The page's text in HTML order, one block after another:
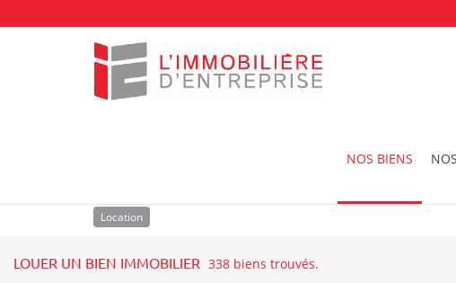
NOS BIENS
Location
LOUER UN BIEN IMMOBILIER 338 biens trouvés.